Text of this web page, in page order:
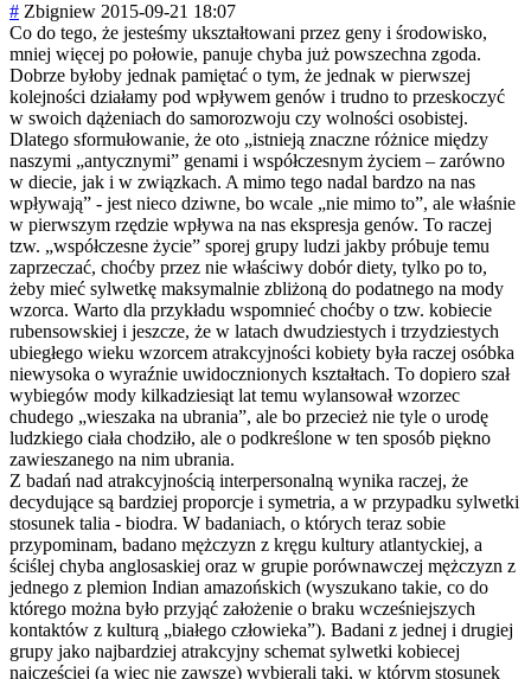
# Zbigniew 2015-09-21 18:07
Co do tego, że jesteśmy ukształtowani przez geny i środowisko,
mniej więcej po połowie, panuje chyba już powszechna zgoda.
Dobrze byłoby jednak pamiętać o tym, że jednak w pierwszej
kolejności działamy pod wpływem genów i trudno to przeskoczyć
w swoich dążeniach do samorozwoju czy wolności osobistej.
Dlatego sformułowanie, że oto „istnieją znaczne różnice między
naszymi „antycznymi” genami i współczesnym życiem – zarówno
w diecie, jak i w związkach. A mimo tego nadal bardzo na nas
wpływają” - jest nieco dziwne, bo wcale „nie mimo to”, ale właśnie
w pierwszym rzędzie wpływa na nas ekspresja genów. To raczej
tzw. „współczesne życie” sporej grupy ludzi jakby próbuje temu
zaprzeczać, choćby przez nie właściwy dobór diety, tylko po to,
żeby mieć sylwetkę maksymalnie zbliżoną do podatnego na mody
wzorca. Warto dla przykładu wspomnieć choćby o tzw. kobiecie
rubensowskiej i jeszcze, że w latach dwudziestych i trzydziestych
ubiegłego wieku wzorcem atrakcyjności kobiety była raczej osóbka
niewysoka o wyraźnie uwidocznionych kształtach. To dopiero szał
wybiegów mody kilkadziesiąt lat temu wylansował wzorzec
chudego „wieszaka na ubrania”, ale bo przecież nie tyle o urodę
ludzkiego ciała chodziło, ale o podkreślone w ten sposób piękno
zawieszanego na nim ubrania.
Z badań nad atrakcyjnością interpersonalną wynika raczej, że
decydujące są bardziej proporcje i symetria, a w przypadku sylwetki
stosunek talia - biodra. W badaniach, o których teraz sobie
przypominam, badano mężczyzn z kręgu kultury atlantyckiej, a
ściślej chyba anglosaskiej oraz w grupie porównawczej mężczyzn z
jednego z plemion Indian amazońskich (wyszukano takie, co do
którego można było przyjąć założenie o braku wcześniejszych
kontaktów z kulturą „białego człowieka”). Badani z jednej i drugiej
grupy jako najbardziej atrakcyjny schemat sylwetki kobiecej
najczęściej (a więc nie zawsze) wybierali taki, w którym stosunek